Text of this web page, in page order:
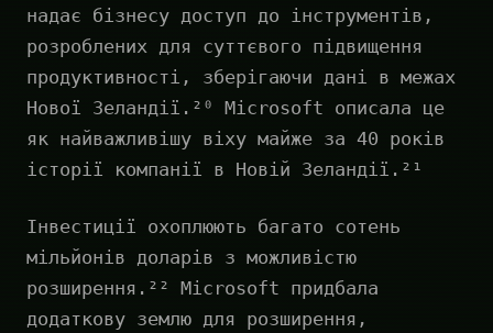
надає бізнесу доступ до інструментів,
розроблених для суттєвого підвищення
продуктивності, зберігаючи дані в межах
Нової Зеландії.²⁰ Microsoft описала це
як найважливішу віху майже за 40 років
історії компанії в Новій Зеландії.²¹
Інвестиції охоплюють багато сотень
мільйонів доларів з можливістю
розширення.²² Microsoft придбала
додаткову землю для розширення,